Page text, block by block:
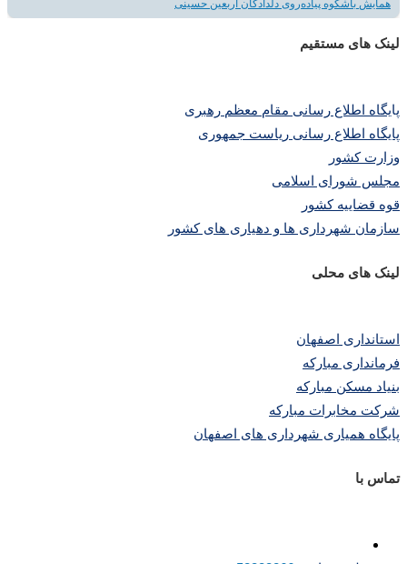
همایش باشکوه پیاده‌روی دلدادگان اربعین حسینی
لینک های مستقیم
پایگاه اطلاع رسانی مقام معظم رهبری
پایگاه اطلاع رسانی ریاست جمهوری
وزارت کشور
مجلس شورای اسلامی
قوه قضاییه کشور
سازمان شهرداری ها و دهیاری های کشور
لینک های محلی
استانداری اصفهان
فرمانداری مبارکه
بنیاد مسکن مبارکه
شرکت مخابرات مبارکه
پایگاه همیاری شهرداری های اصفهان
تماس با